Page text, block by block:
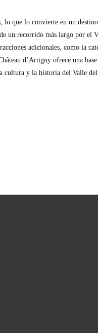
lo que lo convierte en un
un recorrido más largo por el
adicionales, como la
d’Artigny ofrece una
cultura y la historia del Valle